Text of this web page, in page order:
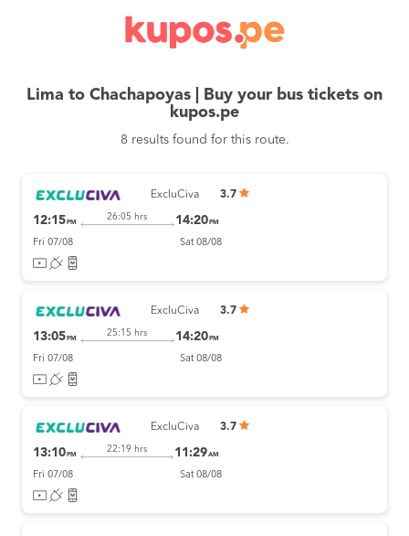
Lima to Chachapoyas | Buy your bus tickets on
kupos.pe
8 results found for this route.
ExcluCiva 3.7
12:15 PM
26:05 hrs 14:20 PM
Fri 07/08 Sat 08/08
ExcluCiva 3.7
13:05 PM
25:15 hrs 14:20 PM
Fri 07/08 Sat 08/08
ExcluCiva 3.7
13:10 PM
22:19 hrs 11:29AM
Fri 07/08 Sat 08/08